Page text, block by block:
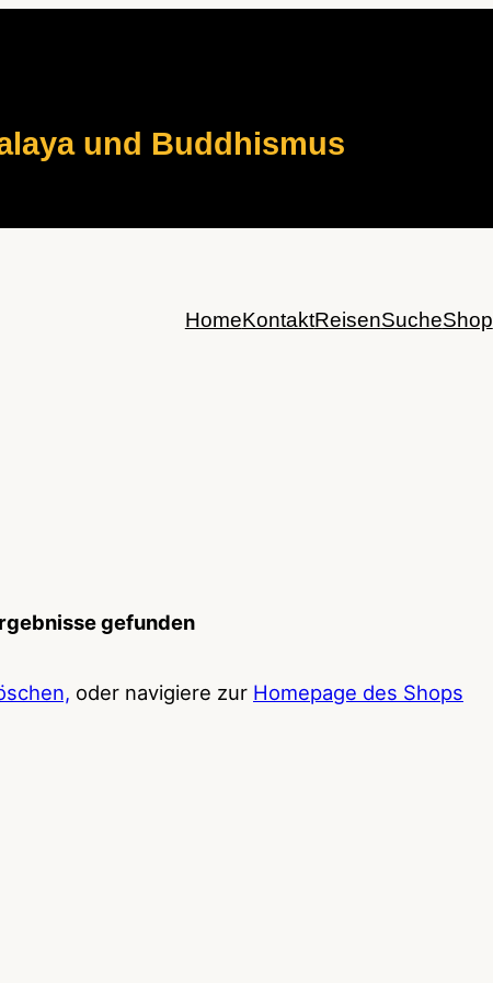
und Buddhismus
HomeKontaktReisenSucheShop
gefunden
oder navigiere zur Homepage des Shops